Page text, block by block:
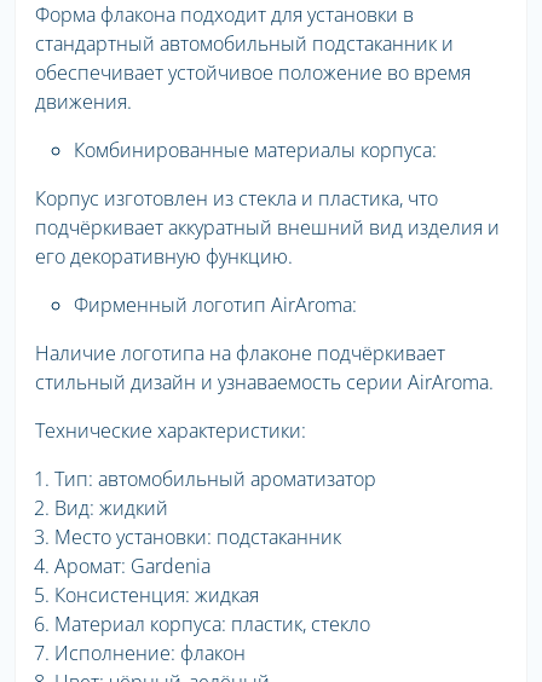
Форма флакона подходит для установки в
стандартный автомобильный подстаканник и
обеспечивает устойчивое положение во время
движения.
Комбинированные материалы корпуса:
Корпус изготовлен из стекла и пластика, что
подчёркивает аккуратный внешний вид изделия и
его декоративную функцию.
Фирменный логотип AirAroma:
Наличие логотипа на флаконе подчёркивает
стильный дизайн и узнаваемость серии AirAroma.
Технические характеристики:
Тип: автомобильный ароматизатор
Вид: жидкий
Место установки: подстаканник
Аромат: Gardenia
Консистенция: жидкая
Материал корпуса: пластик, стекло
Исполнение: флакон